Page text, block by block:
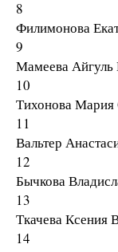
8
Филимонова
9
Мамеева Айгуль
10
Тихонова Мария
11
Вальтер
12
Бычкова
13
Ткачева Ксения
14